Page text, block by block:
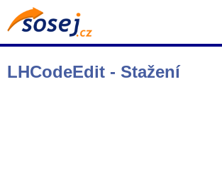
LHCodeEdit - Stažení